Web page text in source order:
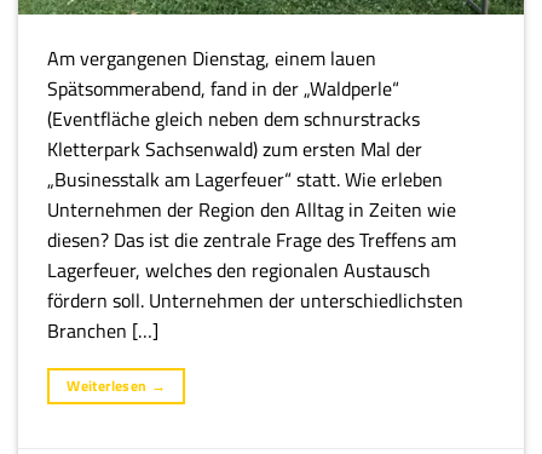
Am vergangenen Dienstag, einem lauen
Spätsommerabend, fand in der „Waldperle“
(Eventfläche gleich neben dem schnurstracks
Kletterpark Sachsenwald) zum ersten Mal der
„Businesstalk am Lagerfeuer“ statt. Wie erleben
Unternehmen der Region den Alltag in Zeiten wie
diesen? Das ist die zentrale Frage des Treffens am
Lagerfeuer, welches den regionalen Austausch
fördern soll. Unternehmen der unterschiedlichsten
Branchen […]
Weiterlesen →